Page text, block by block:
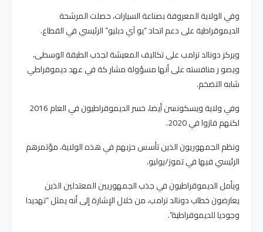
وفي الولاية المعروفة بصناعة السيارات، حصلت المرشحة
الديموقراطية على دعم اتحاد “يو آي دبليو” الرئيسي في القطاع.
ويركز دونالد ترامب على تكاليف المعيشة لجذب الطبقة الوسطى،
ويصو ر منافسته على أنها مسؤولة مشار كة في عهد ديموقراطي
شابه التضخم.
وفي ولاية ويسكونسن أيضا، خسر الديموقراطيون في العام 2016
لكنهم فازوا في 2020.
ونظم الجمهوريون الذين تأسس حزبهم في هذه الولاية، مؤتمرهم
الرئيسي فيها في تموز/يوليو.
ويأمل الديموقراطيون في جذب الجمهوريين المعتدلين الذين
يعارضون خطاب دونالد ترامب، من خلال الإشارة إلى أنه يمثل “تهديدا
وجوديا للديموقراطية”.